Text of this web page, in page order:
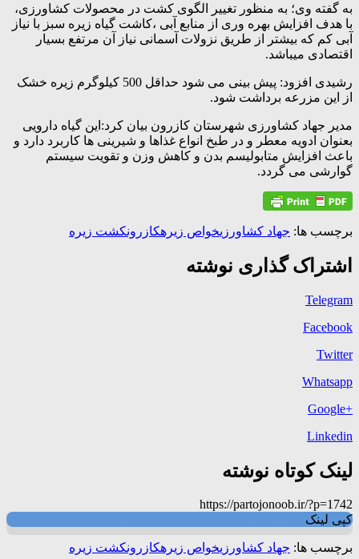
به گفته وی؛ به منظور تغییر الگوی کشت در محصولات کشاورزی،
با هدف افزایش بهره وری از منابع آبی ،کاشت گیاه زیره سبز با نیاز
آبی کم که بیشتر از طریق نزولات آسمانی نیاز آن مرتفع بسیار
اقتصادی میباشد.
رشیدی افزود: پیش بینی می شود حداقل 500 کیلوگرم زیره خشک
از این مزرعه برداشت شود.
مدیر جهاد کشاورزی شهرستان کازرون بیان کرد:این گیاه دارویی
بعنوان ادویه معطر و در طبخ انواع غذاها و شیرینی ها کاربرد دارد و
باعث افزایش متابولیسم بدن و کاهش وزن و تقویت سیستم
گوارشی می گردد.
برچسب ها: جهاد کشاورزیخواص زیرهکازرونکشت زیره
اشتراک گذاری نوشته
Telegram
Facebook
Twitter
Whatsapp
+Google
Linkedin
لینک کوتاه نوشته
https://partojonoob.ir/?p=1742
کپی لینک
برچسب ها: جهاد کشاورزیخواص زیرهکازرونکشت زیره